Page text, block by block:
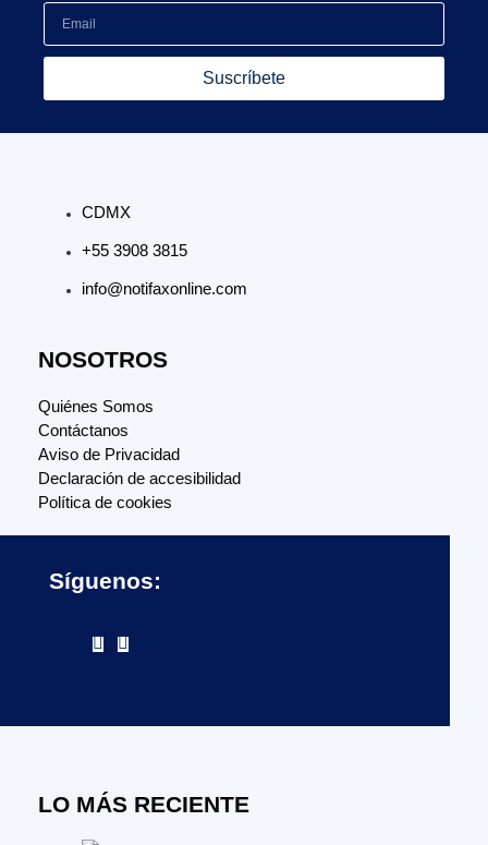
Suscríbete
CDMX
+55 3908 3815
info@notifaxonline.com
NOSOTROS
Quiénes Somos
Contáctanos
Aviso de Privacidad
Declaración de accesibilidad
Política de cookies
Síguenos:
LO MÁS RECIENTE